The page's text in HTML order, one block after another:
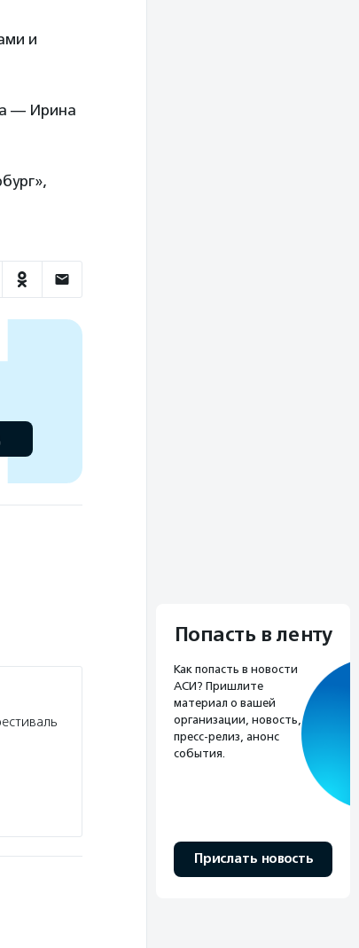
и
— Ирина
Попасть в ленту
Как попасть в новости
АСИ? Пришлите
материал о вашей
организации, новость,
пресс-релиз, анонс
события.
Прислать новость